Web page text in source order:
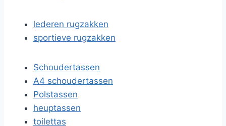
lederen rugzakken
sportieve rugzakken
Schoudertassen
A4 schoudertassen
Polstassen
heuptassen
toilettas